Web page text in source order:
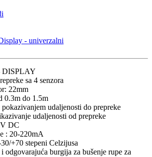
- univerzalni
DISPLAY
sa 4 senzora
22mm
0.3m do 1.5m
udaljenosti do prepreke
udaljenosti od prepreke
DC
: 20-220mA
+70 stepeni Celzijusa
odgovarajuća burgija za bušenje rupe za